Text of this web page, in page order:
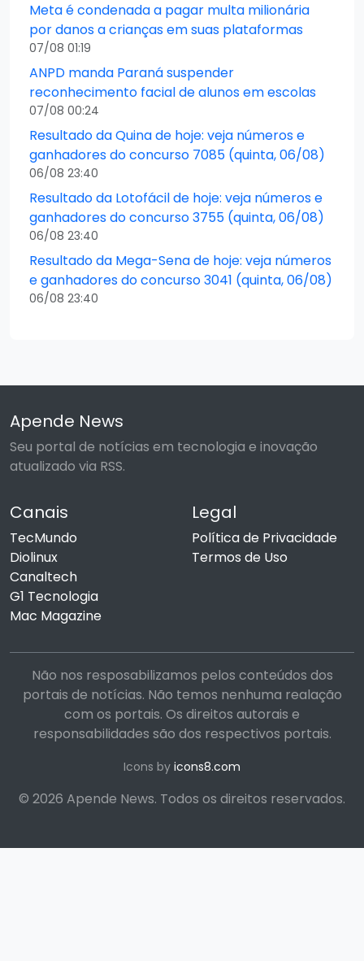
Meta é condenada a pagar multa milionária
por danos a crianças em suas plataformas
07/08 01:19
ANPD manda Paraná suspender
reconhecimento facial de alunos em escolas
07/08 00:24
Resultado da Quina de hoje: veja números e
ganhadores do concurso 7085 (quinta, 06/08)
06/08 23:40
Resultado da Lotofácil de hoje: veja números e
ganhadores do concurso 3755 (quinta, 06/08)
06/08 23:40
Resultado da Mega-Sena de hoje: veja números
e ganhadores do concurso 3041 (quinta, 06/08)
06/08 23:40
Apende News
Seu portal de notícias em tecnologia e inovação
atualizado via RSS.
Canais
TecMundo
Diolinux
Canaltech
G1 Tecnologia
Mac Magazine
Legal
Política de Privacidade
Termos de Uso
Não nos resposabilizamos pelos conteúdos dos
portais de notícias. Não temos nenhuma realação
com os portais. Os direitos autorais e
responsabilidades são dos respectivos portais.
Icons by icons8.com
© 2026 Apende News. Todos os direitos reservados.